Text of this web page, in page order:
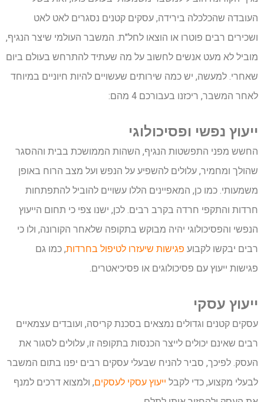
העובדה שהכלכלה בירידה, עסקים קטנים נסגרים לאט לאט
ושכירים רבים פוטרו או הוצאו לחל"ת. המשבר העולמי שיצר הנגיף,
מוביל לא מעט אנשים לחשוב על מה שעתיד להתרחש בעולם ביום
שאחרי. למעשה, יש כמה שירותים שעשויים להיות חיוניים במיוחד
לאחר המשבר, ריכזנו בעבורכם 4 מהם:
ייעוץ נפשי ופסיכולוגי
החשש מפני התפשטות הנגיף, השהות הממושכת בבית וההסגר
שהולך ומחמיר, עלולים להשפיע על הנפש ועל מצב הרוח באופן
משמעותי. כמו כן, המאפיינים הללו עשויים להוביל להתפתחות
חרדות והתקפי חרדה בקרב רבים. לכן, ישנו צפי כי תחום הייעוץ
הנפשי והפסיכולוגי יהיה מבוקש בתקופה שלאחר הקורונה, ולו כי
רבים יבקשו לקבוע פגישות שיעזרו לטיפול בחרדות, כמו גם
פגישות ייעוץ עם פסיכולוגים או פסיכיאטרים.
ייעוץ עסקי
עסקים קטנים וגדולים נמצאים בסכנת קריסה, ועובדים עצמאיים
רבים שאינם יכולים לייצר הכנסות בתקופה זו, עלולים לסגור את
העסק. לפיכך, סביר להניח שבעלי עסקים רבים יפנו בתום המשבר
לבעלי מקצוע, כדי לקבל ייעוץ עסקי לעסקים, ולמצוא דרכים למנף